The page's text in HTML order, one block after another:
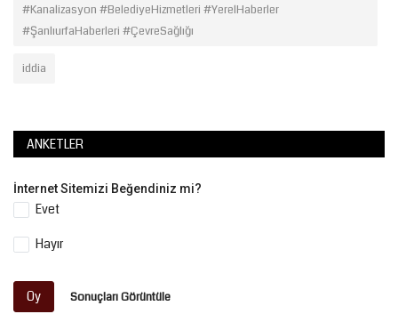
#Kanalizasyon #BelediyeHizmetleri #YerelHaberler
#ŞanlıurfaHaberleri #ÇevreSağlığı
iddia
ANKETLER
İnternet Sitemizi Beğendiniz mi?
Evet
Hayır
Oy Sonuçları Görüntüle